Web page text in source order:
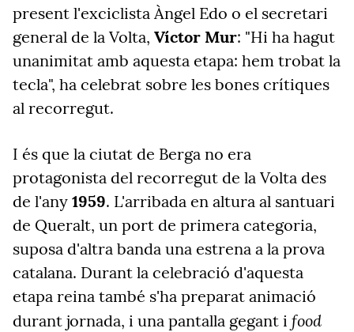
present l'exciclista Àngel Edo o el secretari
general de la Volta, Víctor Mur: "Hi ha hagut
unanimitat amb aquesta etapa: hem trobat la
tecla", ha celebrat sobre les bones crítiques
al recorregut.
I és que la ciutat de Berga no era
protagonista del recorregut de la Volta des
de l'any 1959. L'arribada en altura al santuari
de Queralt, un port de primera categoria,
suposa d'altra banda una estrena a la prova
catalana. Durant la celebració d'aquesta
etapa reina també s'ha preparat animació
durant jornada, i una pantalla gegant i food